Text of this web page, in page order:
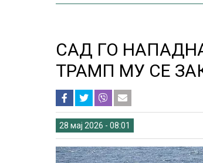
САД ГО
ТРАМП МУ СЕ
28 мај 2026 - 08:01